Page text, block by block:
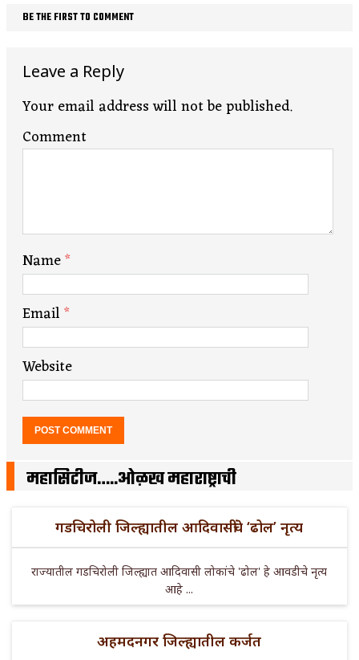
BE THE FIRST TO COMMENT
Leave a Reply
Your email address will not be published.
Comment
Name*
Email*
Website
महासिटीज…..ओळख महाराष्ट्राची
गडचिरोली जिल्ह्यातील आदिवासींचे ‘ढोल’ नृत्य
राज्यातील गडचिरोली जिल्ह्यात आदिवासी लोकांचे 'ढोल' हे आवडीचे नृत्य
आहे ...
अहमदनगर जिल्ह्यातील कर्जत